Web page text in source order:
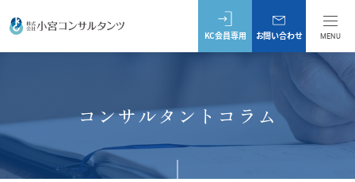
MENU
KC会員専用 お問い合わせ
コンサルタントコラム